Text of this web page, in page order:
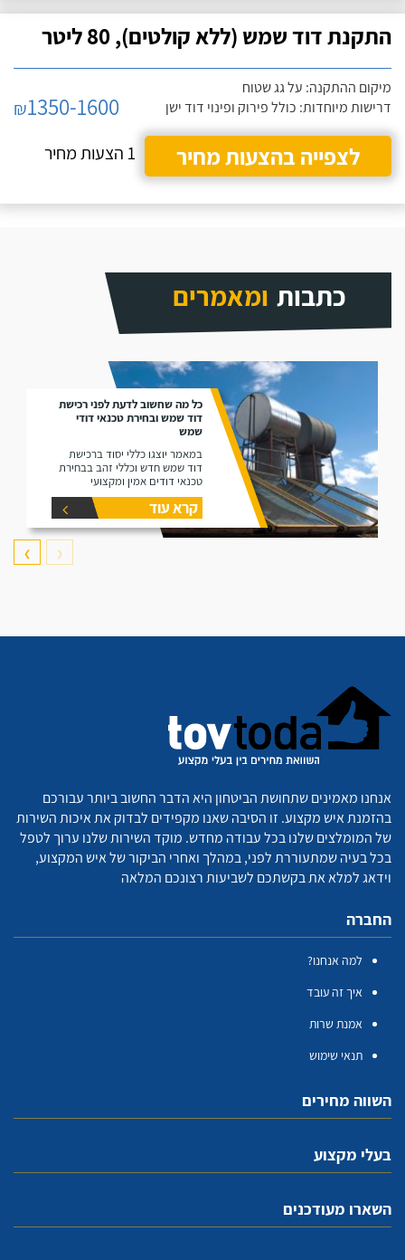
התקנת דוד שמש (ללא קולטים), 80 ליטר
מיקום ההתקנה: על גג שטוח
דרישות מיוחדות: כולל פירוק ופינוי דוד ישן
₪1350-1600
לצפייה בהצעות מחיר
1 הצעות מחיר
כתבות ומאמרים
כל מה שחשוב לדעת לפני רכישת
דוד שמש ובחירת טכנאי דודי
שמש
במאמר יוצגו כללי יסוד ברכישת
דוד שמש חדש וכללי זהב בבחירת
טכנאי דודים אמין ומקצועי
קרא עוד
❮
❯
אנחנו מאמינים שתחושת הביטחון היא הדבר החשוב ביותר עבורכם
בהזמנת איש מקצוע. זו הסיבה שאנו מקפידים לבדוק את איכות השירות
של המומלצים שלנו בכל עבודה מחדש. מוקד השירות שלנו ערוך לטפל
בכל בעיה שמתעוררת לפני, במהלך ואחרי הביקור של איש המקצוע,
וידאג למלא את בקשתכם לשביעות רצונכם המלאה
החברה
למה אנחנו?
איך זה עובד
אמנת שרות
תנאי שימוש
השווה מחירים
בעלי מקצוע
השארו מעודכנים